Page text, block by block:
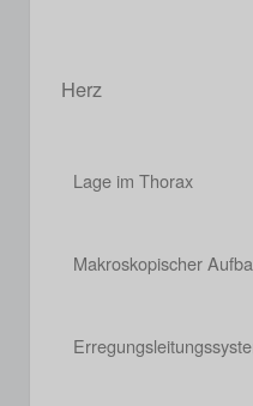
Herz
Lage im Thorax
Makroskopischer